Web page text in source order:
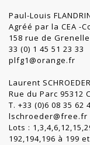
Paul-Louis
Agréé par la CEA -
158 rue de
33 (0) 1 45 51 23 33
plfg1@orange.fr
Laurent SCHROEDER
Rue du Parc 95312
T. +33 (0)6 08 35 62
lschroeder@free.fr
Lots :
192,194,196 à 199